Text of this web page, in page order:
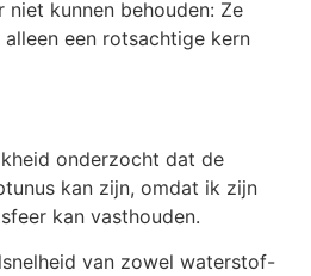
kunnen behouden: Ze
een rotsachtige kern
onderzocht dat de
kan zijn, omdat ik zijn
kan vasthouden.
van zowel waterstof-